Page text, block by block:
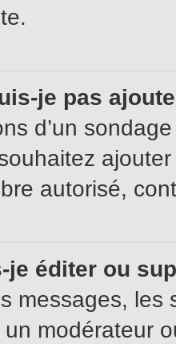
je pas
d’un
autorisé,
je éditer ou
messages,
modérateur